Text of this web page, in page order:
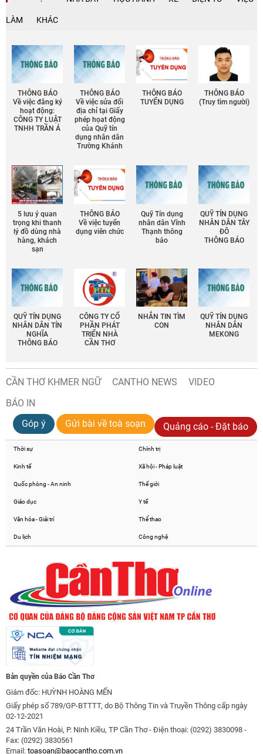
LÀM KHÁC
THÔNG BÁO
Về việc đăng ký
hoạt động:
CÔNG TY LUẬT
TNHH TRẦN Á
THÔNG BÁO
Về việc sửa đổi
địa chỉ tại Giấy
phép họat động
của Quỹ tín
dụng nhân dân
Trường Khánh
THÔNG BÁO
TUYỂN DỤNG
THÔNG BÁO
(Truy tìm người)
5 lưu ý quan
trọng khi thanh
lý đồ dùng nhà
hàng, khách
sạn
THÔNG BÁO
Về việc tuyển
dụng viên chức
Quỹ Tín dụng
nhân dân Vĩnh
Thạnh thông
báo
QUỸ TÍN DỤNG
NHÂN DÂN TÂY
ĐÔ
THÔNG BÁO
QUỸ TÍN DỤNG
NHÂN DÂN TÍN
NGHĨA
THÔNG BÁO
CÔNG TY CỔ
PHẦN PHÁT
TRIỂN NHÀ
CẦN THƠ
NHẮN TIN TÌM
CON
QUỸ TÍN DỤNG
NHÂN DÂN
MEKONG
CẦN THƠ KHMER NGỮ CANTHO NEWS
VIDEO
BÁO IN
Góp ý
Gửi bài về toà soạn Quảng cáo - Đặt báo
Thời sự Chính trị
Kinh tế Xã hội - Pháp luật
Quốc phòng - An ninh Thế giới
Giáo dục Y tế
Văn hóa - Giải trí Thể thao
Du lịch Công nghệ
Bản quyền của Báo Cần Thơ
Giám đốc: HUỲNH HOÀNG MẾN
Giấy phép số 789/GP-BTTTT, do Bộ Thông Tin và Truyền Thông cấp ngày
02-12-2021
24 Trần Văn Hoài, P. Ninh Kiều, TP Cần Thơ - Điện thoại: (0292) 3830098 -
Fax: (0292) 3830561
Email: toasoan@baocantho.com.vn